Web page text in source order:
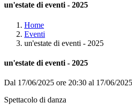
un'estate di eventi - 2025
Home
Eventi
un'estate di eventi - 2025
un'estate di eventi - 2025
Dal 17/06/2025 ore 20:30 al 17/06/
Spettacolo di danza